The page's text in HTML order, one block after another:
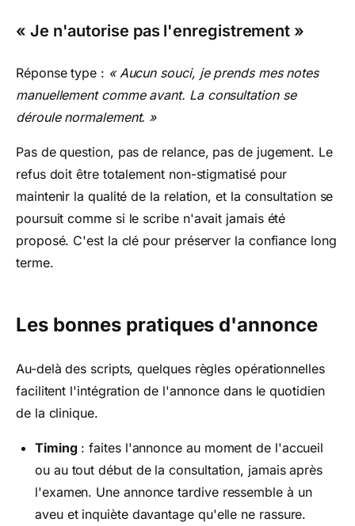
« Je n'autorise pas l'enregistrement »
Réponse type : « Aucun souci, je prends mes notes
manuellement comme avant. La consultation se
déroule normalement. »
Pas de question, pas de relance, pas de jugement. Le
refus doit être totalement non-stigmatisé pour
maintenir la qualité de la relation, et la consultation se
poursuit comme si le scribe n'avait jamais été
proposé. C'est la clé pour préserver la confiance long
terme.
Les bonnes pratiques d'annonce
Au-delà des scripts, quelques règles opérationnelles
facilitent l'intégration de l'annonce dans le quotidien
de la clinique.
Timing: faites l'annonce au moment de l'accueil
ou au tout début de la consultation, jamais après
l'examen. Une annonce tardive ressemble à un
aveu et inquiète davantage qu'elle ne rassure.